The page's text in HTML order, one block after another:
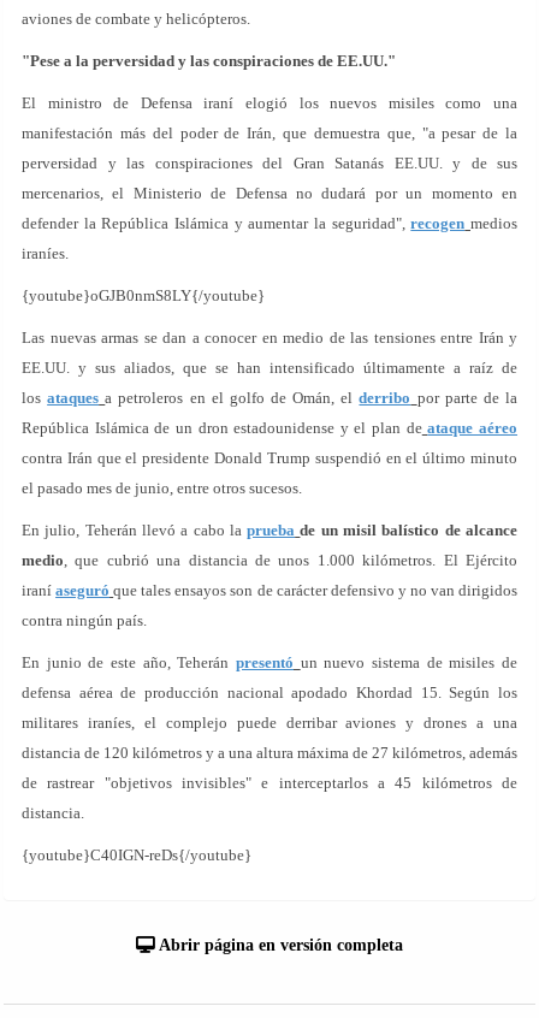
aviones de combate y helicópteros.
"Pese a la perversidad y las conspiraciones de EE.UU."
El ministro de Defensa iraní elogió los nuevos misiles como una
manifestación más del poder de Irán, que demuestra que, "a pesar de la
perversidad y las conspiraciones del Gran Satanás EE.UU. y de sus
mercenarios, el Ministerio de Defensa no dudará por un momento en
defender la República Islámica y aumentar la seguridad",recogen medios
iraníes.
{youtube}oGJB0nmS8LY{/youtube}
Las nuevas armas se dan a conocer en medio de las tensiones entre Irán y
EE.UU. y sus aliados, que se han intensificado últimamente a raíz de
losataques a petroleros en el golfo de Omán, elderribo por parte de la
República Islámica de un dron estadounidense y el plan de ataque aéreo
contra Irán que el presidente Donald Trump suspendió en el último minuto
el pasado mes de junio, entre otros sucesos.
En julio, Teherán llevó a cabo laprueba de un misil balístico de alcance
medio, que cubrió una distancia de unos 1.000 kilómetros. El Ejército
iraníaseguró que tales ensayos son de carácter defensivo y no van dirigidos
contra ningún país.
En junio de este año, Teherán presentó un nuevo sistema de misiles de
defensa aérea de producción nacional apodado Khordad 15. Según los
militares iraníes, el complejo puede derribar aviones y drones a una
distancia de 120 kilómetros y a una altura máxima de 27 kilómetros, además
de rastrear "objetivos invisibles" e interceptarlos a 45 kilómetros de
distancia.
{youtube}C40IGN-reDs{/youtube}
Abrir página en versión completa